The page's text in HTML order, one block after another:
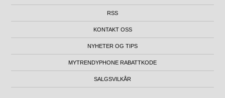
RSS
KONTAKT OSS
NYHETER OG TIPS
MYTRENDYPHONE RABATTKODE
SALGSVILKÅR